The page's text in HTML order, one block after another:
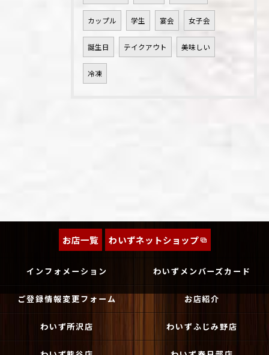
カップル 学生 宴会 女子会
誕生日 テイクアウト 美味しい
冷凍
お店一覧 わいずネットショップ
インフォメーション わいずメンバーズカード
ご登録情報変更フォーム お店紹介
わいず所沢店 わいずふじみ野店